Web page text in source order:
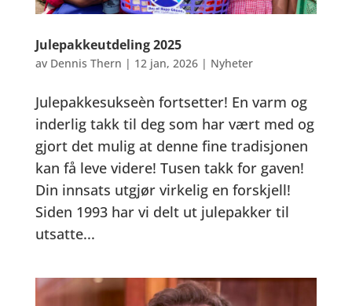
Julepakkeutdeling 2025
av Dennis Thern | 12 jan, 2026| Nyheter
Julepakkesukseèn fortsetter! En varm og
inderlig takk til deg som har vært med og
gjort det mulig at denne fine tradisjonen
kan få leve videre! Tusen takk for gaven!
Din innsats utgjør virkelig en forskjell!
Siden 1993 har vi delt ut julepakker til
utsatte...